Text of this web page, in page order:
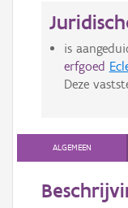
is
erfgoed
Deze
ALGEMEEN